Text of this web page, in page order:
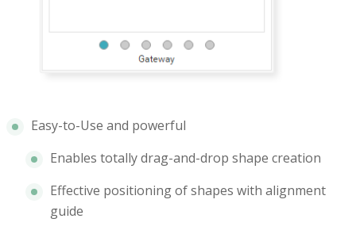
Easy-to-Use and powerful
Enables totally drag-and-drop shape creation
Effective positioning of shapes with alignment
guide